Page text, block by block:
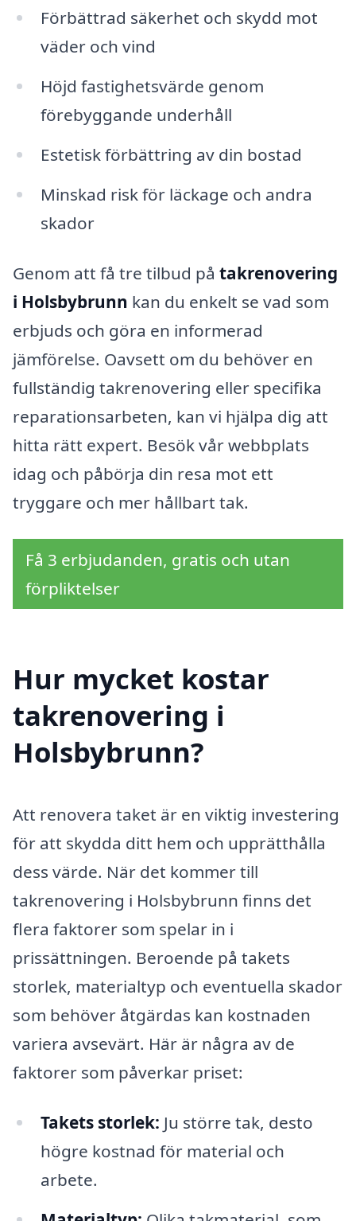
Förbättrad säkerhet och skydd mot
väder och vind
Höjd fastighetsvärde genom
förebyggande underhåll
Estetisk förbättring av din bostad
Minskad risk för läckage och andra
skador
Genom att få tre tilbud på takrenovering
i Holsbybrunn kan du enkelt se vad som
erbjuds och göra en informerad
jämförelse. Oavsett om du behöver en
fullständig takrenovering eller specifika
reparationsarbeten, kan vi hjälpa dig att
hitta rätt expert. Besök vår webbplats
idag och påbörja din resa mot ett
tryggare och mer hållbart tak.
Få 3 erbjudanden, gratis och utan
förpliktelser
Hur mycket kostar
takrenovering i
Holsbybrunn?
Att renovera taket är en viktig investering
för att skydda ditt hem och upprätthålla
dess värde. När det kommer till
takrenovering i Holsbybrunn finns det
flera faktorer som spelar in i
prissättningen. Beroende på takets
storlek, materialtyp och eventuella skador
som behöver åtgärdas kan kostnaden
variera avsevärt. Här är några av de
faktorer som påverkar priset:
Takets storlek: Ju större tak, desto
högre kostnad för material och
arbete.